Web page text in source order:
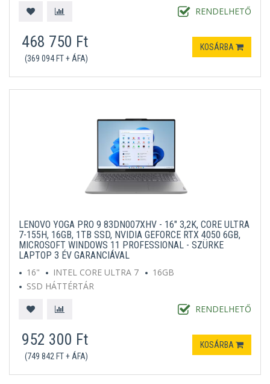
RENDELHETŐ
468 750 Ft
(369 094 FT + ÁFA)
KOSÁRBA
LENOVO YOGA PRO 9 83DN007XHV - 16" 3,2K, CORE ULTRA
7-155H, 16GB, 1TB SSD, NVIDIA GEFORCE RTX 4050 6GB,
MICROSOFT WINDOWS 11 PROFESSIONAL - SZÜRKE
LAPTOP 3 ÉV GARANCIÁVAL
16"
INTEL CORE ULTRA 7
16GB
SSD HÁTTÉRTÁR
RENDELHETŐ
952 300 Ft
(749 842 FT + ÁFA)
KOSÁRBA